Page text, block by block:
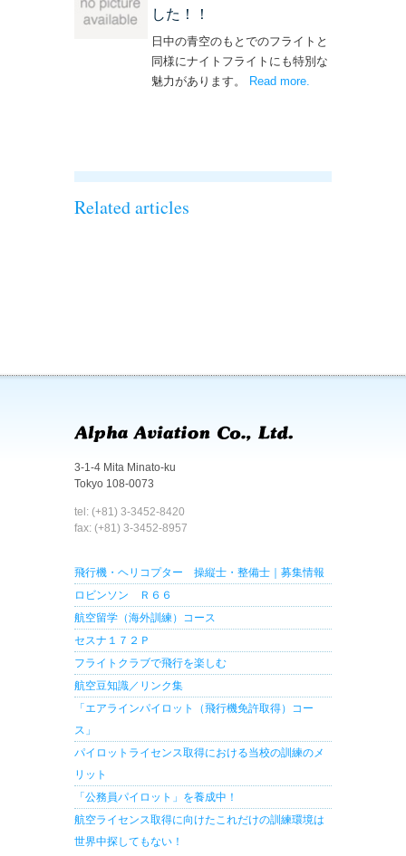
した！！
日中の青空のもとでのフライトと
同様にナイトフライトにも特別な
魅力があります。 Read more
Related articles
3-1-4 Mita Minato-ku
Tokyo 108-0073
tel: (+81) 3-3452-8420
fax: (+81) 3-3452-8957
飛行機・ヘリコプター 操縦士・整備士｜募集情報
ロビンソン Ｒ６６
航空留学（海外訓練）コース
セスナ１７２Ｐ
フライトクラブで飛行を楽しむ
航空豆知識／リンク集
「エアラインパイロット（飛行機免許取得）コー
ス」
パイロットライセンス取得における当校の訓練のメ
リット
「公務員パイロット」を養成中！
航空ライセンス取得に向けたこれだけの訓練環境は
世界中探してもない！